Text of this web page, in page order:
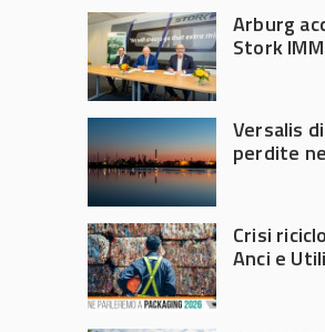
Arburg
Stork IMM
Versalis
perdite
Crisi
Anci e